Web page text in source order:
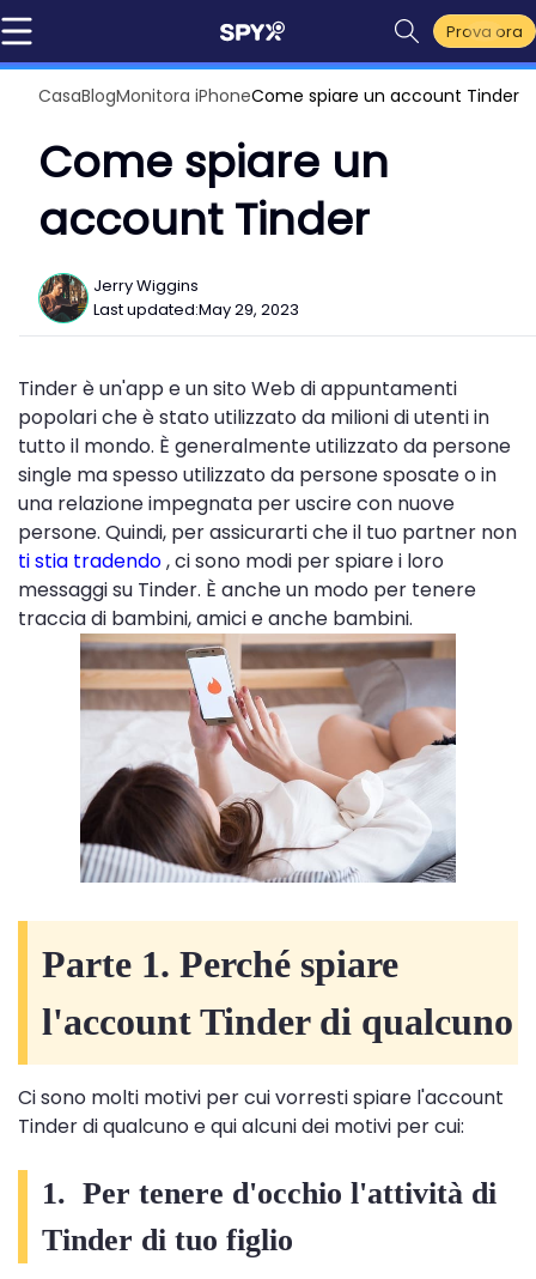
Prova ora
CasaBlogMonitora iPhoneCome spiare un account Tinder
Come spiare un
account Tinder
Jerry Wiggins
Last updated:May 29, 2023
Tinder è un'app e un sito Web di appuntamenti
popolari che è stato utilizzato da milioni di utenti in
tutto il mondo. È generalmente utilizzato da persone
single ma spesso utilizzato da persone sposate o in
una relazione impegnata per uscire con nuove
persone. Quindi, per assicurarti che il tuo partner non
ti stia tradendo, ci sono modi per spiare i loro
messaggi su Tinder. È anche un modo per tenere
traccia di bambini, amici e anche bambini.
Parte 1. Perché spiare
l'account Tinder di qualcuno
Ci sono molti motivi per cui vorresti spiare l'account
Tinder di qualcuno e qui alcuni dei motivi per cui:
1. Per tenere d'occhio l'attività di
Tinder di tuo figlio